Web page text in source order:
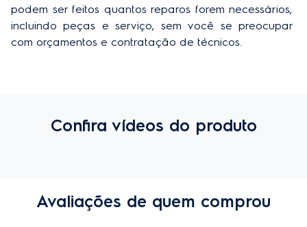
podem ser feitos quantos reparos forem necessários,
incluindo peças e serviço, sem você se preocupar
com orçamentos e contratação de técnicos.
Confira vídeos do produto
Avaliações de quem comprou